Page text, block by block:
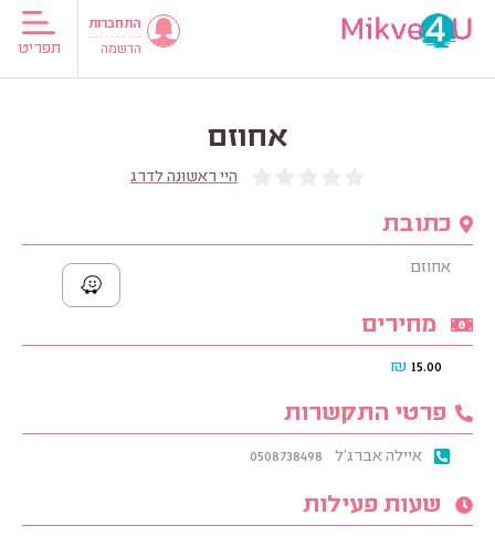
תפריט
התחברות
הרשמה
אחוזם
היי ראשונה לדרג
כתובת
אחוזם
מחירים
15.00
₪
פרטי התקשרות
איילה אברג'ל 0508738498
שעות פעילות